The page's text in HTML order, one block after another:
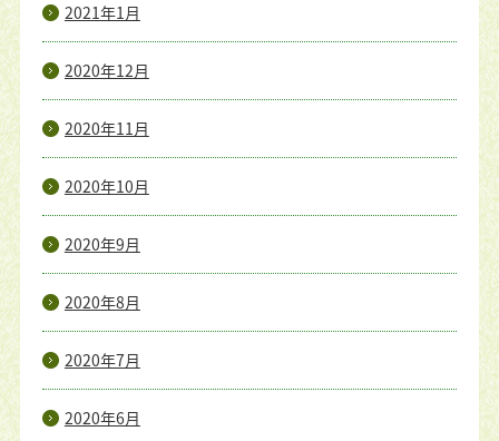
2021年1月
2020年12月
2020年11月
2020年10月
2020年9月
2020年8月
2020年7月
2020年6月